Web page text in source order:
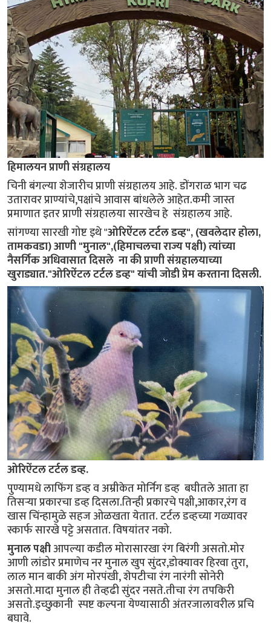
हिमालयन प्राणी संग्रहालय
चिनी बंगल्या शेजारीच प्राणी संग्रहालय आहे. डोंगराळ भाग चढ
उतारावर प्राण्यांचे,पक्षांचे आवास बांधलेले आहेत.कमी जास्त
प्रमाणात इतर प्राणी संग्रहालया सारखेच हे संग्रहालय आहे.
सांगण्या सारखी गोष्ट इथे "ओरिऐंटल टर्टल डव्ह", (खवलेदार होला,
तामकवडा) आणी "मुनाल",(हिमाचलचा राज्य पक्षी) त्यांच्या
नैसर्गिक अधिवासात दिसले ना की प्राणी संग्रहालयाच्या
खुराड्यात."ओरिऐंटल टर्टल डव्ह" यांची जोडी प्रेम करताना दिसली.
ओरिऐंटल टर्टल डव्ह.
पुण्यामधे लाफिंग डव्ह व अम्रीकेत मोर्निग डव्ह बघीतले आता हा
तिसऱ्या प्रकारचा डव्ह दिसला.तिन्ही प्रकारचे पक्षी,आकार,रंग व
खास चिंन्हामुळे सहज ओळखता येतात. टर्टल डव्हच्या गळ्यावर
स्कार्फ सारखे पट्टे असतात. विषयांतर नको.
मुनाल पक्षीआपल्या कडील मोरासारखा रंग बिरंगी असतो.मोर
आणी लांडोर प्रमाणेच नर मुनाल खुप सुंदर,डोक्यावर हिरवा तुरा,
लाल मान बाकी अंग मोरपंखी, शेपटीचा रंग नारंगी सोनेरी
असतो.मादा मुनाल ही तेव्हढी सुंदर नसते.तीचा रंग तपकिरी
असतो.इच्छुकानी स्पष्ट कल्पना येण्यासाठी अंतरजालावरील प्रचि
बघावे.